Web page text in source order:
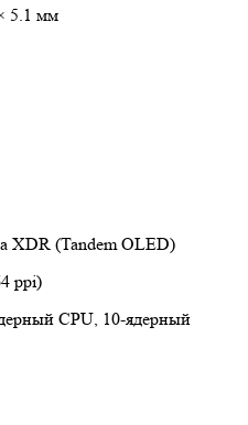
5.1 мм
XDR (Tandem OLED)
ppi)
CPU, 10‑ядерный